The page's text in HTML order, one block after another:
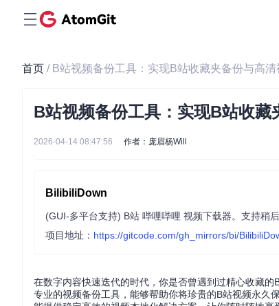
首页 / B站视频备份工具：实现B站收藏夹备份与高
B站视频备份工具：实现B站收
2026-04-14 08:47:56 作者：庞眉杨Will
BilibiliDown
(GUI-多平台支持) B站 哔哩哔哩 视频下载器。支持稍
项目地址： https://gitcode.com/gh_mirrors/bi/
在数字内容快速迭代的时代，你是否曾遇到过精心收藏
专业的视频备份工具，能够帮助你将珍贵的B站视频永久